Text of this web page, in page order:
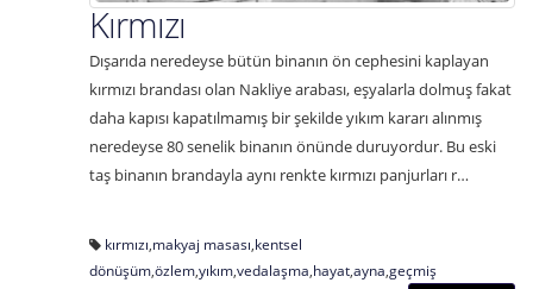
Kırmızı
Dışarıda neredeyse bütün binanın ön cephesini kaplayan
kırmızı brandası olan Nakliye arabası, eşyalarla dolmuş fakat
daha kapısı kapatılmamış bir şekilde yıkım kararı alınmış
neredeyse 80 senelik binanın önünde duruyordur. Bu eski
taş binanın brandayla aynı renkte kırmızı panjurları r…
kırmızı makyaj masası kentsel
dönüşümözlemyıkımvedalaşma hayatayna geçmiş